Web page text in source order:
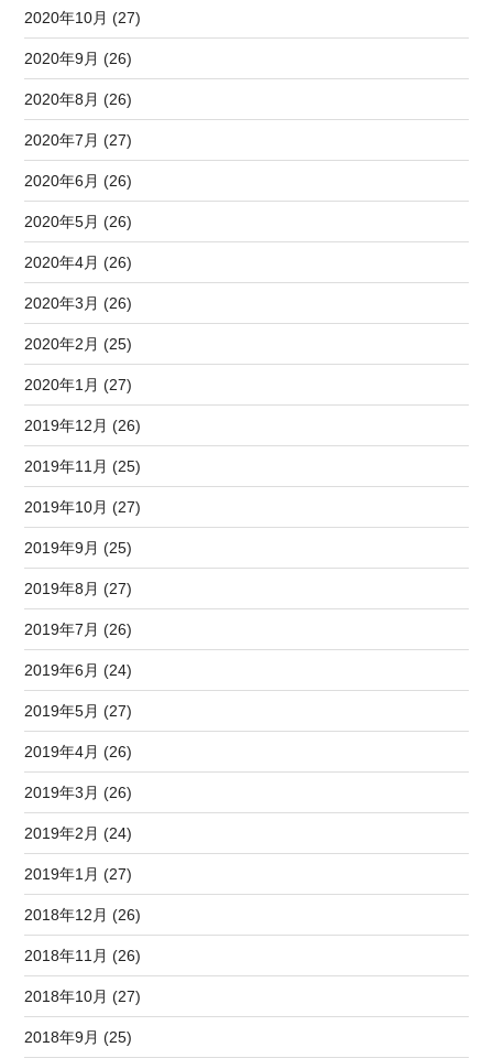
2020年10月 (27)
2020年9月 (26)
2020年8月 (26)
2020年7月 (27)
2020年6月 (26)
2020年5月 (26)
2020年4月 (26)
2020年3月 (26)
2020年2月 (25)
2020年1月 (27)
2019年12月 (26)
2019年11月 (25)
2019年10月 (27)
2019年9月 (25)
2019年8月 (27)
2019年7月 (26)
2019年6月 (24)
2019年5月 (27)
2019年4月 (26)
2019年3月 (26)
2019年2月 (24)
2019年1月 (27)
2018年12月 (26)
2018年11月 (26)
2018年10月 (27)
2018年9月 (25)